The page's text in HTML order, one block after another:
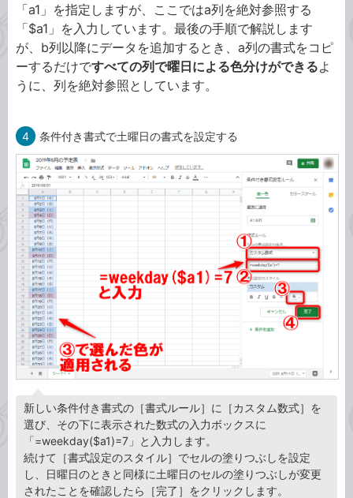
「a1」を指定しますが、ここではa列を絶対参照する
「$a1」を入力しています。最後の手順で解説します
が、b列以降にデータを追加するとき、a列の書式をコピ
ーするだけですべての列で曜日による色分けができるよ
うに、列を絶対参照としています。
4 条件付き書式で土曜日の書式を設定する
新しい条件付き書式の［書式ルール］に［カスタム数式］を
選び、その下に表示された数式の入力ボックスに
「=weekday($a1)=7」と入力します。
続けて［書式設定のスタイル］でセルの塗りつぶしを設定
し、日曜日のときと同様に土曜日のセルの塗りつぶしが変更
されたことを確認したら［完了］をクリックします。